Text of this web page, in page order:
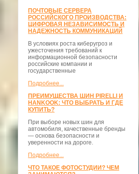
ПОЧТОВЫЕ СЕРВЕРА
РОССИЙСКОГО ПРОИЗВОДСТВА:
ЦИФРОВАЯ НЕЗАВИСИМОСТЬ И
НАДЕЖНОСТЬ КОММУНИКАЦИЙ
В условиях роста киберугроз и
ужесточения требований к
информационной безопасности
российские компании и
государственные
Подробнее...
ПРЕИМУЩЕСТВА ШИН PIRELLI И
HANKOOK: ЧТО ВЫБРАТЬ И ГДЕ
КУПИТЬ?
При выборе новых шин для
автомобиля, качественные бренды
— основа безопасности и
уверенности на дороге.
Подробнее...
ЧТО ТАКОЕ ФОТОСТУДИИ? ЧЕМ